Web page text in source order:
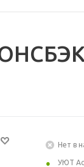
Нет в
УЮТ